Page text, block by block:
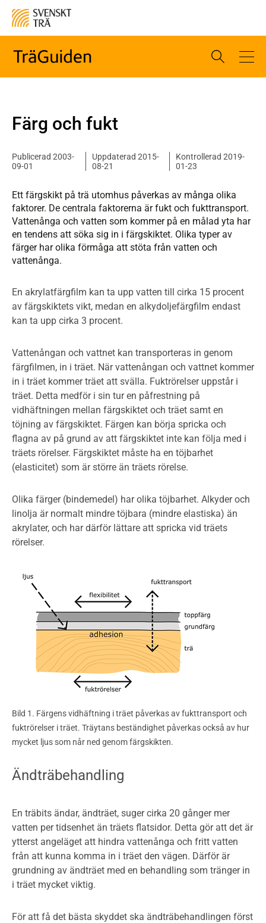
Färg och fukt
Publicerad 2003-
09-01
Uppdaterad 2015-
08-21
Kontrollerad 2019-
01-23
Ett färgskikt på trä utomhus påverkas av många olika
faktorer. De centrala faktorerna är fukt och fukttransport.
Vattenånga och vatten som kommer på en målad yta har
en tendens att söka sig in i färgskiktet. Olika typer av
färger har olika förmåga att stöta från vatten och
vattenånga.
En akrylatfärgfilm kan ta upp vatten till cirka 15 procent
av färgskiktets vikt, medan en alkydoljefärgfilm endast
kan ta upp cirka 3 procent.
Vattenångan och vattnet kan transporteras in genom
färgfilmen, in i träet. När vattenångan och vattnet kommer
in i träet kommer träet att svälla. Fuktrörelser uppstår i
träet. Detta medför i sin tur en påfrestning på
vidhäftningen mellan färgskiktet och träet samt en
töjning av färgskiktet. Färgen kan börja spricka och
flagna av på grund av att färgskiktet inte kan följa med i
träets rörelser. Färgskiktet måste ha en töjbarhet
(elasticitet) som är större än träets rörelse.
Olika färger (bindemedel) har olika töjbarhet. Alkyder och
linolja är normalt mindre töjbara (mindre elastiska) än
akrylater, och har därför lättare att spricka vid träets
rörelser.
Bild 1. Färgens vidhäftning i träet påverkas av fukttransport och
fuktrörelser i träet. Träytans beständighet påverkas också av hur
mycket ljus som når ned genom färgskikten.
Ändträbehandling
En träbits ändar, ändträet, suger cirka 20 gånger mer
vatten per tidsenhet än träets flatsidor. Detta gör att det är
ytterst angeläget att hindra vattenånga och fritt vatten
från att kunna komma in i träet den vägen. Därför är
grundning av ändträet med en behandling som tränger in
i träet mycket viktig.
För att få det bästa skyddet ska ändträbehandlingen först